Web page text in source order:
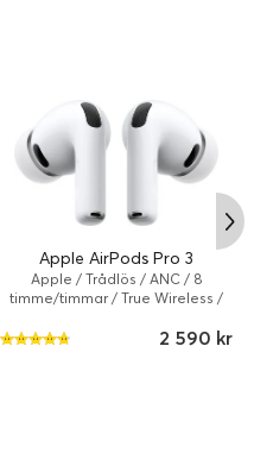
Apple AirPods Pro 3
Apple / Trådlös / ANC / 8
timme/timmar / True Wireless /
2 590 kr